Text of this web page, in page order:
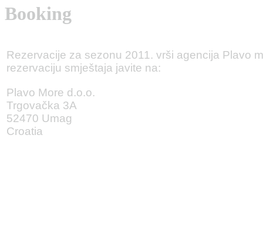
Booking
Rezervacije za sezonu 2011. vrši agencija Plavo
rezervaciju smještaja javite na:
Plavo More d.o.o.
Trgovačka 3A
52470 Umag
Croatia